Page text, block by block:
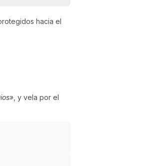
hacia el
, y vela por el